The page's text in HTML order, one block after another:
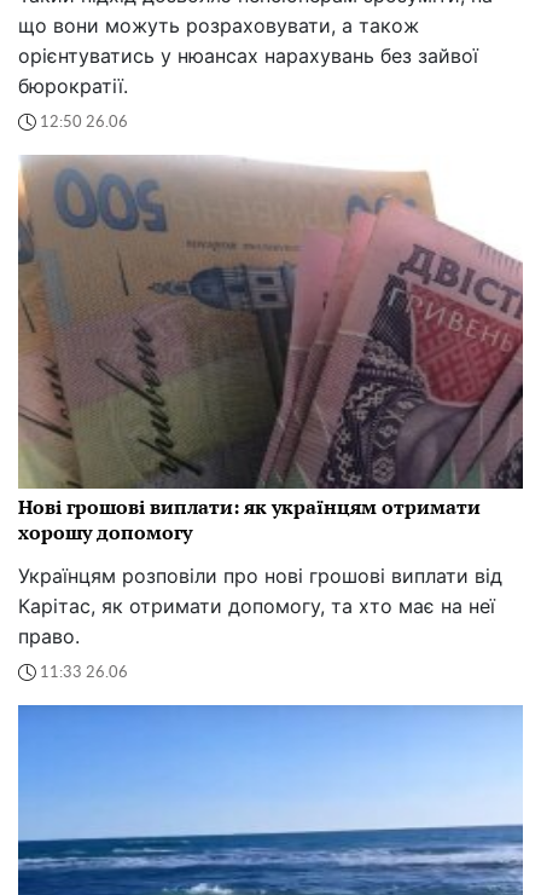
що вони можуть розраховувати, а також
орієнтуватись у нюансах нарахувань без зайвої
бюрократії.
12:50 26.06
Нові грошові виплати: як українцям отримати
хорошу допомогу
Українцям розповіли про нові грошові виплати від
Карітас, як отримати допомогу, та хто має на неї
право.
11:33 26.06